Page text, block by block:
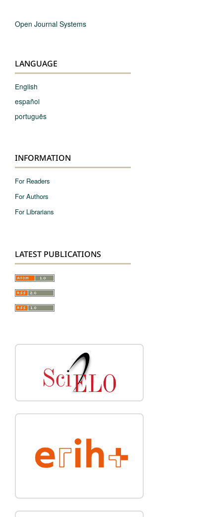
Open Journal Systems
LANGUAGE
English
español
português
INFORMATION
For Readers
For Authors
For Librarians
LATEST PUBLICATIONS